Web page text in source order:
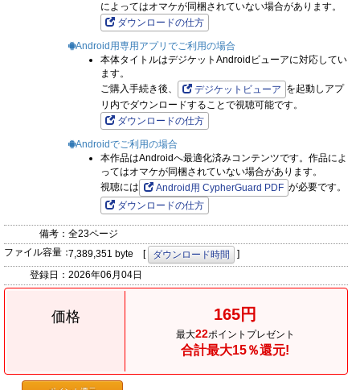
によってはオマケが同梱されていない場合があります。
ダウンロードの仕方
Android用専用アプリでご利用の場合
本体タイトルはデジケットAndroidビューアに対応してい
ます。
ご購入手続き後、
デジケットビューア を起動しアプ
リ内でダウンロードすることで視聴可能です。
ダウンロードの仕方
Androidでご利用の場合
本作品はAndroidへ最適化済みコンテンツです。作品によ
ってはオマケが同梱されていない場合があります。
視聴には
Android用 CypherGuard PDF が必要です。
ダウンロードの仕方
備考： 全23ページ
ファイル容量：7,389,351 byte [ ダウンロード時間
]
登録日： 2026年06月04日
価格 165円
最大22ポイントプレゼント
合計最大15％還元!